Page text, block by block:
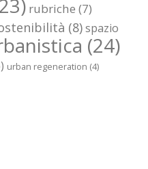
rubriche (7)
(8)spazio
(24)
urban regeneration (4)